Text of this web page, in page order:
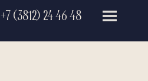
+7 (3812) 24 46 48